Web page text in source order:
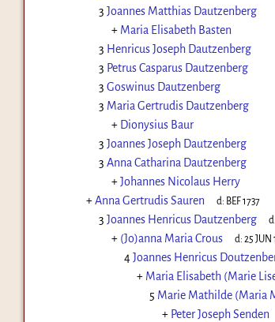
3 Joannes Matthias Dautzenberg
+ Maria Elisabeth Basten
3 Henricus Joseph Dautzenberg
3 Petrus Casparus Dautzenberg
3 Goswinus Dautzenberg
3 Maria Gertrudis Dautzenberg
+ Dionysius Baur
3 Joannes Joseph Dautzenberg
3 Anna Catharina Dautzenberg
+Johannes Nicolaus Herry
+Anna Gertrudis Sauren d: BEF 1737
3 Joannes Henricus Dautzenberg d:
+ (Jo)anna Maria Crous d: 25 JUN
4Joannes Henricus
+ Maria Elisabeth (Marie
5 Marie Mathilde (Maria
+ Peter Joseph Senden